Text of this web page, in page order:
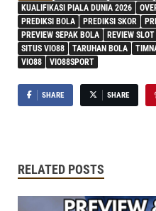
KUALIFIKASI PIALA DUNIA 2026
PREDIKSI BOLA
PREDIKSI SKOR
PREVIEW SEPAK BOLA
REVIEW SLOT
SITUS VIO88
TARUHAN BOLA
VIO88
VIO88SPORT
SHARE SHARE
RELATED POSTS